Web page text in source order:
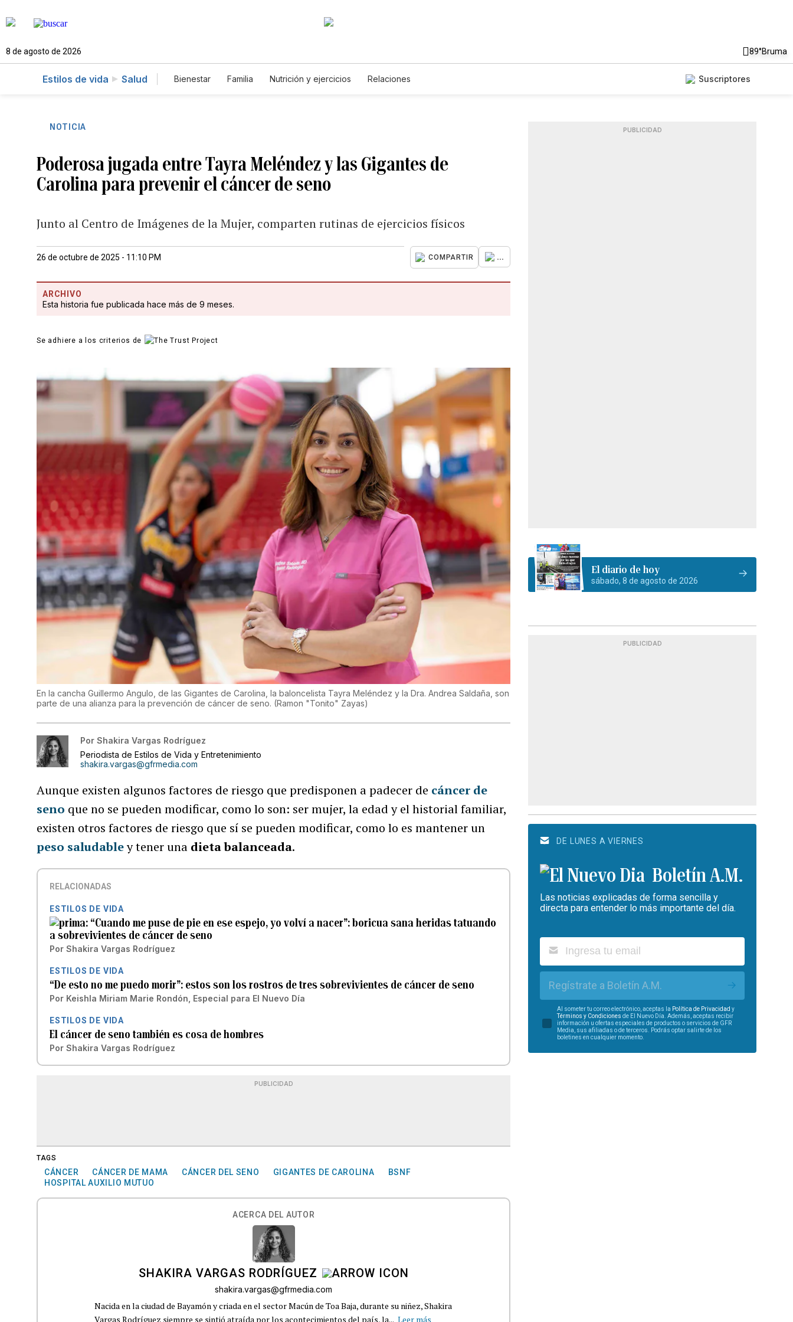
8 de agosto de 2026 89°Bruma
Estilos de vida Salud Bienestar Familia Nutrición y ejercicios Relaciones Suscriptores
NOTICIA
Poderosa jugada entre Tayra Meléndez y las Gigantes de
Carolina para prevenir el cáncer de seno
Junto al Centro de Imágenes de la Mujer, comparten rutinas de ejercicios físicos
26 de octubre de 2025 - 11:10 PM COMPARTIR ...
ARCHIVO
Esta historia fue publicada hace más de 9 meses.
Se adhiere a los criterios de
En la cancha Guillermo Angulo, de las Gigantes de Carolina, la baloncelista Tayra Meléndez y la Dra. Andrea Saldaña, son
parte de una alianza para la prevención de cáncer de seno. (Ramon "Tonito" Zayas)
Por Shakira Vargas Rodríguez
Periodista de Estilos de Vida y Entretenimiento
shakira.vargas@gfrmedia.com
Aunque existen algunos factores de riesgo que predisponen a padecer de cáncer de
seno que no se pueden modificar, como lo son: ser mujer, la edad y el historial familiar,
existen otros factores de riesgo que sí se pueden modificar, como lo es mantener un
peso saludabley tener una dieta balanceada.
RELACIONADAS
ESTILOS DE VIDA
“Cuando me puse de pie en ese espejo, yo volví a nacer”: boricua sana heridas tatuando
a sobrevivientes de cáncer de seno
Por Shakira Vargas Rodríguez
ESTILOS DE VIDA
“De esto no me puedo morir”: estos son los rostros de tres sobrevivientes de cáncer de seno
Por Keishla Miriam Marie Rondón, Especial para El Nuevo Día
ESTILOS DE VIDA
El cáncer de seno también es cosa de hombres
Por Shakira Vargas Rodríguez
PUBLICIDAD
TAGS
CÁNCER CÁNCER DE MAMA CÁNCER DEL SENO GIGANTES DE CAROLINA
BSNF
HOSPITAL AUXILIO MUTUO
ACERCA DEL AUTOR
SHAKIRA VARGAS RODRÍGUEZ
shakira.vargas@gfrmedia.com
Nacida en la ciudad de Bayamón y criada en el sector Macún de Toa Baja, durante su niñez, Shakira
Vargas Rodríguez siempre se sintió atraída por los acontecimientos del país, la... Leer más
PUBLICIDAD
El diario de hoy
sábado, 8 de agosto de 2026
PUBLICIDAD
DE LUNES A VIERNES
Boletín A.M.
Las noticias explicadas de forma sencilla y
directa para entender lo más importante del día.
Regístrate a Boletín A.M.
Al someter tu correo electrónico, aceptas la Política de Privacidad y
Términos y Condiciones de El Nuevo Día. Además, aceptas recibir
información u ofertas especiales de productos o servicios de GFR
Media, sus afiliadas o de terceros. Podrás optar salirte de los
boletines en cualquier momento.